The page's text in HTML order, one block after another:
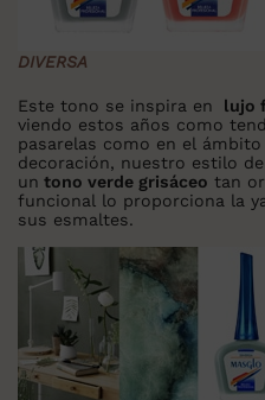
DIVERSA
Este tono se inspira en lujo
viendo estos años como
pasarelas como en el
decoración, nuestro estilo
un tono verde grisáceo tan
funcional lo proporciona la
sus esmaltes.